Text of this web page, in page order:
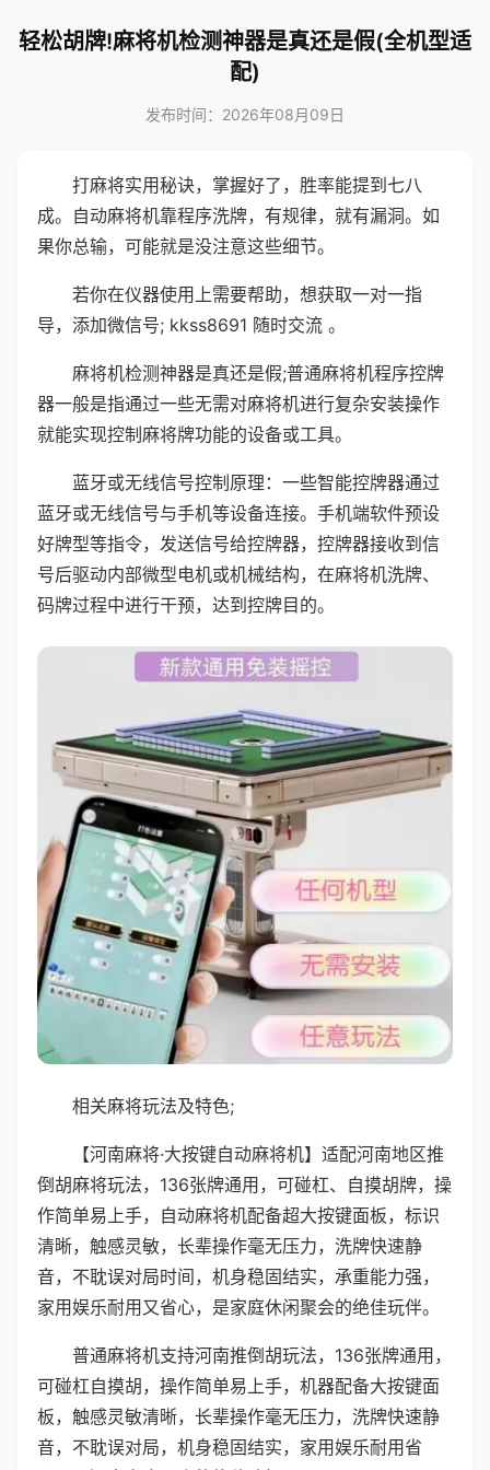
轻松胡牌!麻将机检测神器是真还是假(全机型适
配)
发布时间：2026年08月09日
打麻将实用秘诀，掌握好了，胜率能提到七八
成。自动麻将机靠程序洗牌，有规律，就有漏洞。如
果你总输，可能就是没注意这些细节。
若你在仪器使用上需要帮助，想获取一对一指
导，添加微信号; kkss8691 随时交流 。
麻将机检测神器是真还是假;普通麻将机程序控牌
器一般是指通过一些无需对麻将机进行复杂安装操作
就能实现控制麻将牌功能的设备或工具。
蓝牙或无线信号控制原理：一些智能控牌器通过
蓝牙或无线信号与手机等设备连接。手机端软件预设
好牌型等指令，发送信号给控牌器，控牌器接收到信
号后驱动内部微型电机或机械结构，在麻将机洗牌、
码牌过程中进行干预，达到控牌目的。
相关麻将玩法及特色;
【河南麻将·大按键自动麻将机】适配河南地区推
倒胡麻将玩法，136张牌通用，可碰杠、自摸胡牌，操
作简单易上手，自动麻将机配备超大按键面板，标识
清晰，触感灵敏，长辈操作毫无压力，洗牌快速静
音，不耽误对局时间，机身稳固结实，承重能力强，
家用娱乐耐用又省心，是家庭休闲聚会的绝佳玩伴。
普通麻将机支持河南推倒胡玩法，136张牌通用，
可碰杠自摸胡，操作简单易上手，机器配备大按键面
板，触感灵敏清晰，长辈操作毫无压力，洗牌快速静
音，不耽误对局，机身稳固结实，家用娱乐耐用省